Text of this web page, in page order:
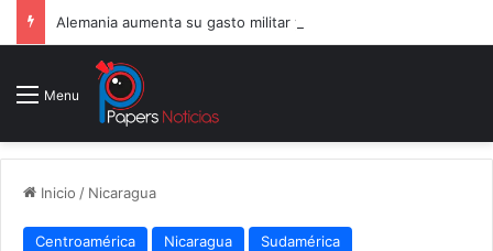
Menu
Inicio / Nicaragua
Centroamérica Nicaragua Sudamérica